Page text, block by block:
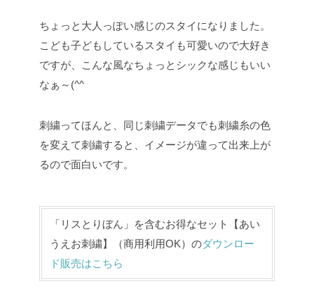
ちょっと大人っぽい感じのスタイになりました。
こども子どもしているスタイも可愛いので大好き
ですが、こんな風なちょっとシックな感じもいい
なぁ～(^^
刺繍ってほんと、同じ刺繍データでも刺繍糸の色
を変えて刺繍すると、イメージが違って出来上が
るので面白いです。
「リスとりぼん」を含むお得なセット【あい
うえお刺繍】（商用利用OK）のダウンロー
ド販売はこちら